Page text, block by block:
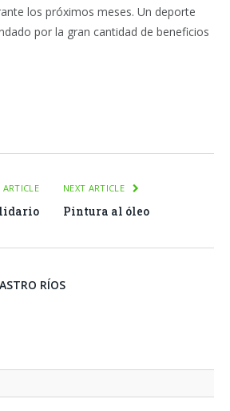
los próximos meses. Un deporte
por la gran cantidad de beneficios
ARTICLE NEXT ARTICLE
Pintura al óleo
RÍOS